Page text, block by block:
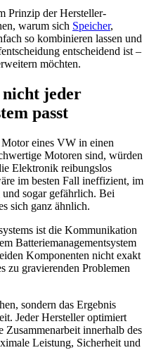
Prinzip der Hersteller-
warum sich Speicher,
so kombinieren lassen und
entscheidend ist –
möchten.
jeder
passt
eines VW in einen
Motoren sind, würden
Elektronik reibungslos
im besten Fall ineffizient, im
sogar gefährlich. Bei
sich ganz ähnlich.
ist die Kommunikation
Batteriemanagementsystem
Komponenten nicht exakt
zu gravierenden Problemen
sondern das Ergebnis
Jeder Hersteller optimiert
Zusammenarbeit innerhalb des
Leistung, Sicherheit und